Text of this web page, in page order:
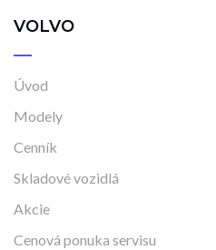
VOLVO
Úvod
Modely
Cenník
Skladové vozidlá
Akcie
Cenová ponuka servisu